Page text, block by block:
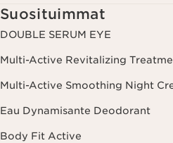
klikkaamalla uutiskirjeen jokaisessa
Lisätietoa tietojesi käsittelystä ja
tietosuojakäytännöstämme.
Suosituimmat
DOUBLE SERUM EYE
Multi-Active Revitalizing
Multi-Active Smoothing Night
Eau Dynamisante Deodorant
Body Fit Active